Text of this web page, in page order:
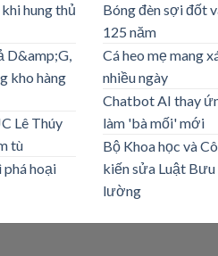
hung thủ
D&amp;G,
kho hàng
Lê Thúy
tù
phá hoại
Bóng đèn sợi đốt
125 năm
Cá heo mẹ mang
nhiều ngày
Chatbot AI thay
làm 'bà mối' mới
Bộ Khoa học và
kiến sửa Luật Bưu
lường